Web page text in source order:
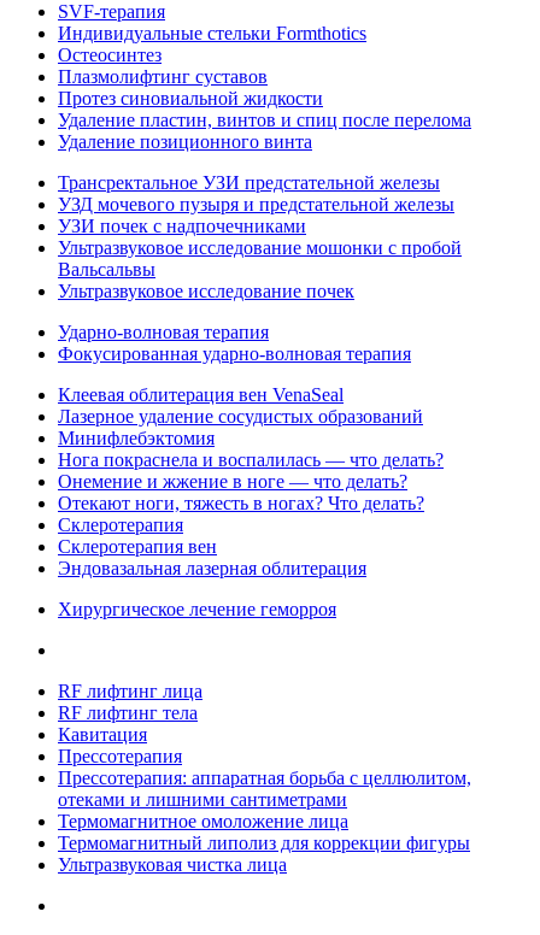
SVF-терапия
Индивидуальные стельки Formthotics
Остеосинтез
Плазмолифтинг суставов
Протез синовиальной жидкости
Удаление пластин, винтов и спиц после перелома
Удаление позиционного винта
Трансректальное УЗИ предстательной железы
УЗД мочевого пузыря и предстательной железы
УЗИ почек с надпочечниками
Ультразвуковое исследование мошонки с пробой
Вальсальвы
Ультразвуковое исследование почек
Ударно-волновая терапия
Фокусированная ударно-волновая терапия
Клеевая облитерация вен VenaSeal
Лазерное удаление сосудистых образований
Минифлебэктомия
Нога покраснела и воспалилась — что делать?
Онемение и жжение в ноге — что делать?
Отекают ноги, тяжесть в ногах? Что делать?
Склеротерапия
Склеротерапия вен
Эндовазальная лазерная облитерация
Хирургическое лечение геморроя
RF лифтинг лица
RF лифтинг тела
Кавитация
Прессотерапия
Прессотерапия: аппаратная борьба с целлюлитом,
отеками и лишними сантиметрами
Термомагнитное омоложение лица
Термомагнитный липолиз для коррекции фигуры
Ультразвуковая чистка лица